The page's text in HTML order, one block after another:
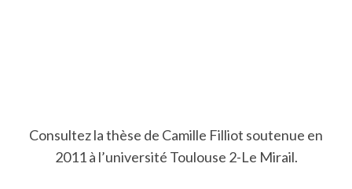
Consultez la thèse de Camille Filliot soutenue en
2011 à l’université Toulouse 2-Le Mirail.